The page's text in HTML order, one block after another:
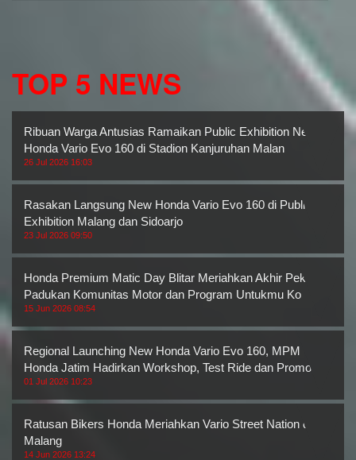
TOP 5 NEWS
Ribuan Warga Antusias Ramaikan Public Exhibition New
Honda Vario Evo 160 di Stadion Kanjuruhan Malan
26 Jul 2026 16:03
Rasakan Langsung New Honda Vario Evo 160 di Public
Exhibition Malang dan Sidoarjo
23 Jul 2026 09:50
Honda Premium Matic Day Blitar Meriahkan Akhir Pekan,
Padukan Komunitas Motor dan Program Untukmu Ko
15 Jun 2026 08:54
Regional Launching New Honda Vario Evo 160, MPM
Honda Jatim Hadirkan Workshop, Test Ride dan Promo M
01 Jul 2026 10:23
Ratusan Bikers Honda Meriahkan Vario Street Nation di
Malang
14 Jun 2026 13:24